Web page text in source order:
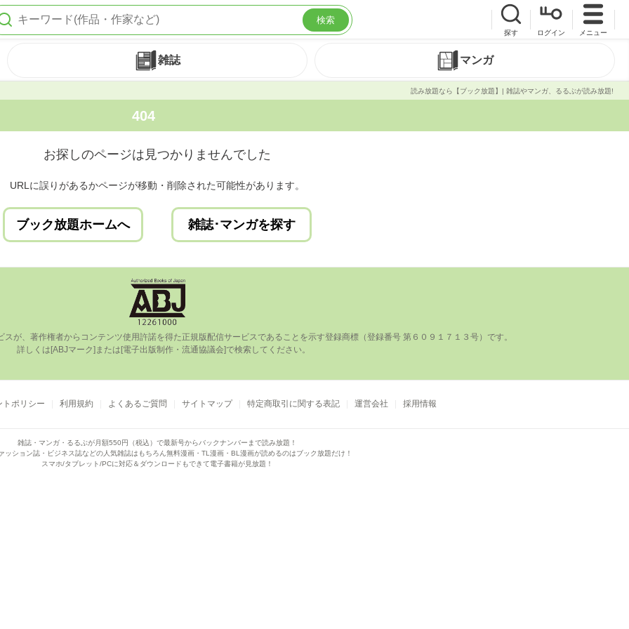
検索
探す ログイン メニュー
雑誌 マンガ
読み放題なら【ブック放題】| 雑誌やマンガ、るるぶが読み放題!
404
お探しのページは見つかりませんでした
URLに誤りがあるかページが移動・削除された可能性があります。
ブック放題ホームへ 雑誌･マンガを探す
が、著作権者からコンテンツ使⽤許諾を得た正規版配信サービスであることを⽰す登録商標（登録番号 第６０９１７１３号）です。
トポリシー 利用規約 よくあるご質問 サイトマップ 特定商取引に関する表記 運営会社 採用情報
雑誌・マンガ・るるぶが月額550円（税込）で最新号からバックナンバーまで読み放題！
ッション誌・ビジネス誌などの人気雑誌はもちろん 無料漫画・TL漫画・BL漫画が読めるのはブック放題だけ！
スマホ/タブレット/PCに対応＆ダウンロードもできて電子書籍が見放題！